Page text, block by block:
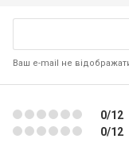
Ваш e-mail не
0/12
0/12